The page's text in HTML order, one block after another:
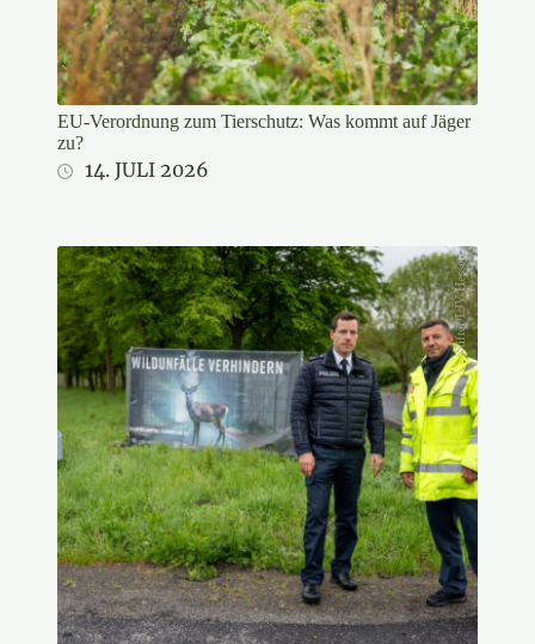
EU-Verordnung zum Tierschutz: Was kommt auf Jäger
zu?
14. JULI 2026
Stifter/LJV Hessen